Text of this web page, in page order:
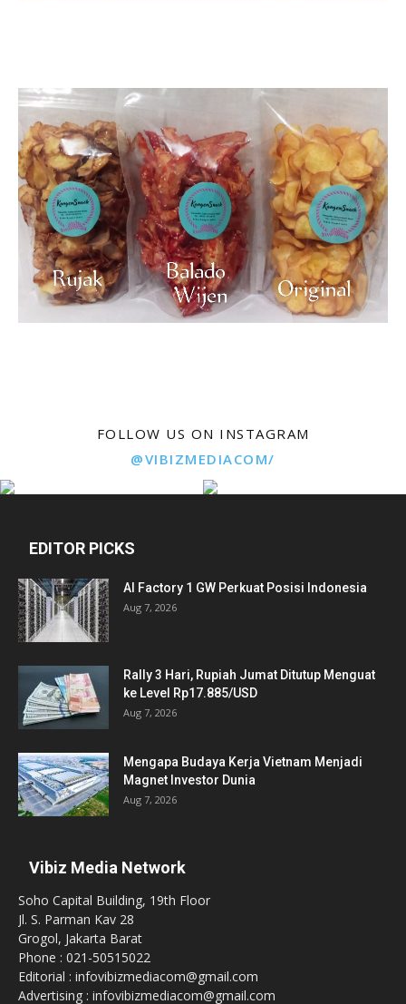
FOLLOW US ON INSTAGRAM
@VIBIZMEDIACOM/
EDITOR PICKS
AI Factory 1 GW Perkuat Posisi Indonesia
Aug 7, 2026
Rally 3 Hari, Rupiah Jumat Ditutup Menguat
ke Level Rp17.885/USD
Aug 7, 2026
Mengapa Budaya Kerja Vietnam Menjadi
Magnet Investor Dunia
Aug 7, 2026
Vibiz Media Network
Soho Capital Building, 19th Floor
Jl. S. Parman Kav 28
Grogol, Jakarta Barat
Phone : 021-50515022
Editorial : infovibizmediacom@gmail.com
Advertising : infovibizmediacom@gmail.com